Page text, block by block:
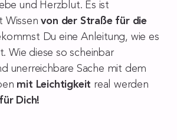
und Herzblut. Es ist
Wissenvon der Straße für die
Du eine Anleitung, wie es
Wie diese so scheinbar
unerreichbare Sache mit dem
mit Leichtigkeit real werden
Dich!